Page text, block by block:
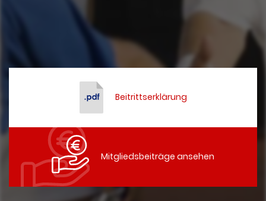
Beitrittserklärung
Mitgliedsbeiträge ansehen